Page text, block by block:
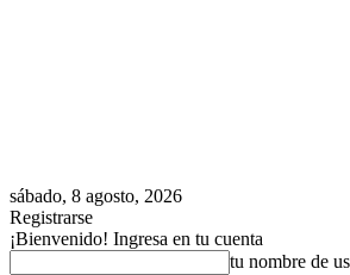
sábado, 8 agosto, 2026
Registrarse
¡Bienvenido! Ingresa en tu cuenta
tu nombre de